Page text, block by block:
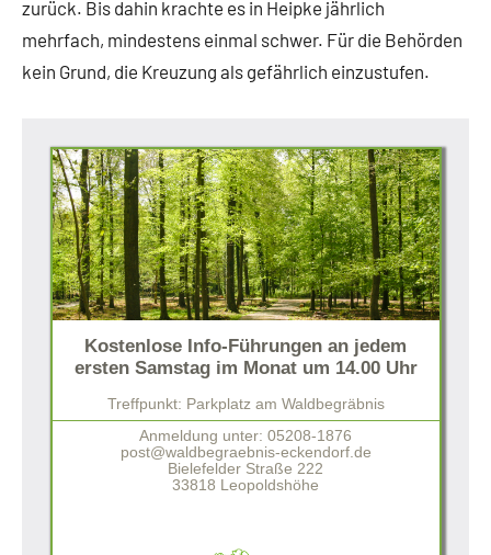
zurück. Bis dahin krachte es in Heipke jährlich
mehrfach, mindestens einmal schwer. Für die Behörden
kein Grund, die Kreuzung als gefährlich einzustufen.
Kostenlose Info-Führungen an jedem
ersten Samstag im Monat um 14.00 Uhr
Treffpunkt: Parkplatz am Waldbegräbnis
Anmeldung unter: 05208-1876
post@waldbegraebnis-eckendorf.de
Bielefelder Straße 222
33818 Leopoldshöhe